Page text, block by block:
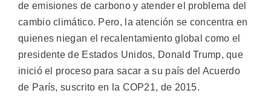
de emisiones de carbono y atender el problema del
cambio climático. Pero, la atención se concentra en
quienes niegan el recalentamiento global como el
presidente de Estados Unidos, Donald Trump, que
inició el proceso para sacar a su país del Acuerdo
de París, suscrito en la COP21, de 2015.